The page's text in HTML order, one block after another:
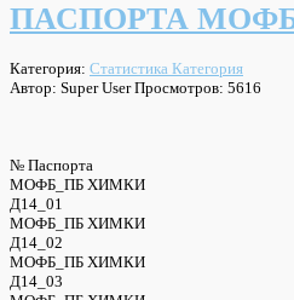
ПАСПОРТА МОФБ
Категория: Статистика Категория
Автор: Super UserПросмотров: 5616
№ Паспорта
МОФБ_ПБ ХИМКИ
Д14_01
МОФБ_ПБ ХИМКИ
Д14_02
МОФБ_ПБ ХИМКИ
Д14_03